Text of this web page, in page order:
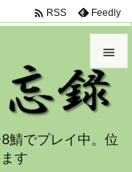


メニュ
サイド
 RSS Feedly
鯖でプレイ中。位
す